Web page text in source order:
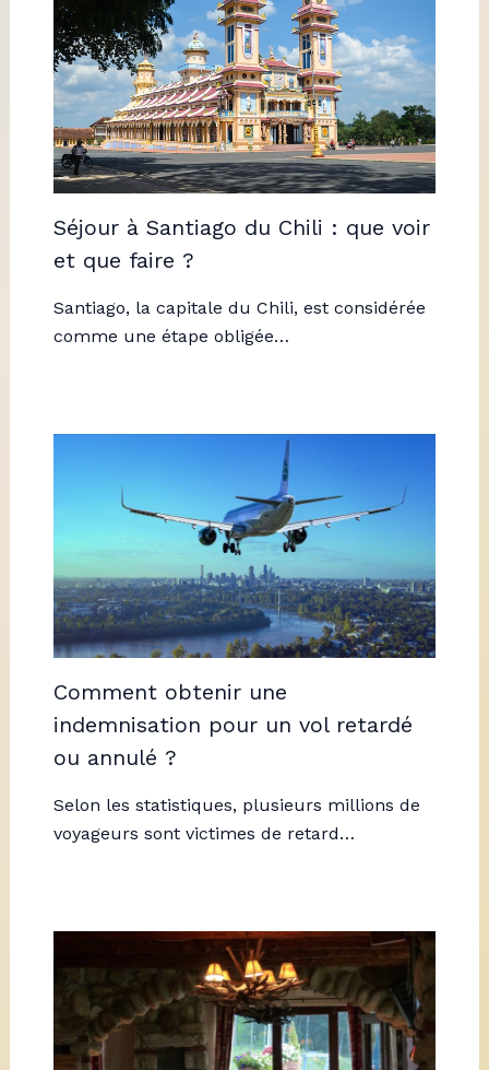
Séjour à Santiago du Chili : que voir
et que faire ?
Santiago, la capitale du Chili, est considérée
comme une étape obligée…
Comment obtenir une
indemnisation pour un vol retardé
ou annulé ?
Selon les statistiques, plusieurs millions de
voyageurs sont victimes de retard…